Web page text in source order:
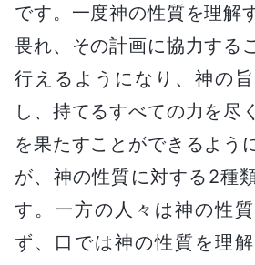
です。一度神の性質を理解
畏れ、その計画に協力する
行えるようになり、神の
し、持てるすべての力を尽
を果たすことができるよう
が、神の性質に対する2種
す。一方の人々は神の性
ず、口では神の性質を理